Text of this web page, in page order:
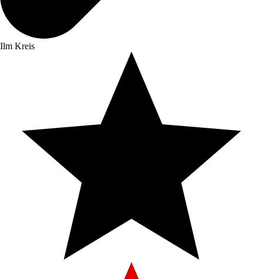
Ilm Kreis